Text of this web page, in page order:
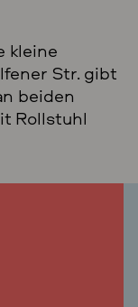
kleine
Str. gibt
beiden
Rollstuhl